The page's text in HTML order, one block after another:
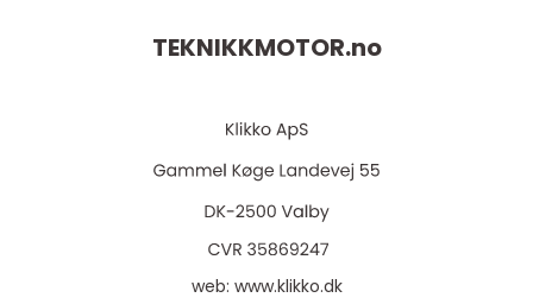
TEKNIKKMOTOR.no
web: www.klikko.dk